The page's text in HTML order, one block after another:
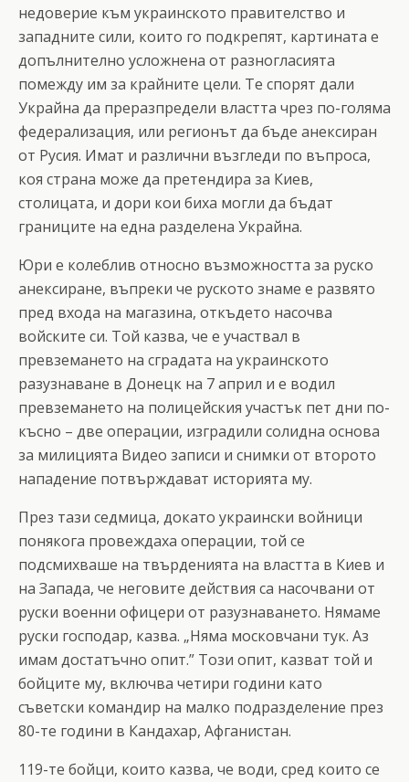
недоверие към украинското правителство и
западните сили, които го подкрепят, картината е
допълнително усложнена от разногласията
помежду им за крайните цели. Те спорят дали
Украйна да преразпредели властта чрез по-голяма
федерализация, или регионът да бъде анексиран
от Русия. Имат и различни възгледи по въпроса,
коя страна може да претендира за Киев,
столицата, и дори кои биха могли да бъдат
границите на една разделена Украйна.
Юри е колеблив относно възможността за руско
анексиране, въпреки че руското знаме е развято
пред входа на магазина, откъдето насочва
войските си. Той казва, че е участвал в
превземането на сградата на украинското
разузнаване в Донецк на 7 април и е водил
превземането на полицейския участък пет дни по-
късно – две операции, изградили солидна основа
за милицията Видео записи и снимки от второто
нападение потвърждават историята му.
През тази седмица, докато украински войници
понякога провеждаха операции, той се
подсмихваше на твърденията на властта в Киев и
на Запада, че неговите действия са насочвани от
руски военни офицери от разузнаването. Нямаме
руски господар, казва. „Няма московчани тук. Аз
имам достатъчно опит.” Този опит, казват той и
бойците му, включва четири години като
съветски командир на малко подразделение през
80-те години в Кандахар, Афганистан.
119-те бойци, които казва, че води, сред които се